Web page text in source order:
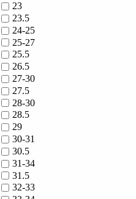
23
23.5
24-25
25-27
25.5
26.5
27-30
27.5
28-30
28.5
29
30-31
30.5
31-34
31.5
32-33